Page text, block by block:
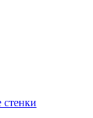
стенки